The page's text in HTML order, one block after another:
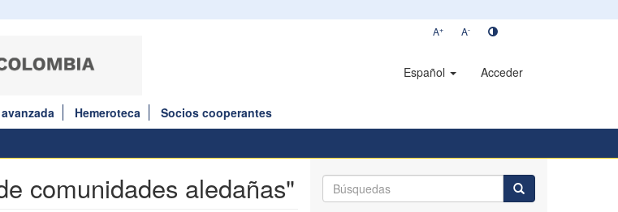
A+ A-
Español Acceder
Hemeroteca
Socios cooperantes
comunidades aledañas"